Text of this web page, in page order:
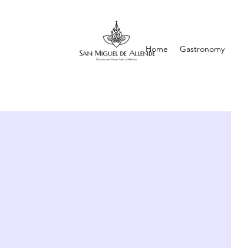
Home Gastronomy